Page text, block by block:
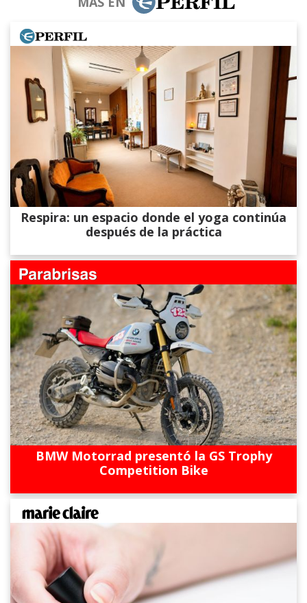
Respira: un espacio donde el yoga continúa
después de la práctica
BMW Motorrad presentó la GS Trophy
Competition Bike